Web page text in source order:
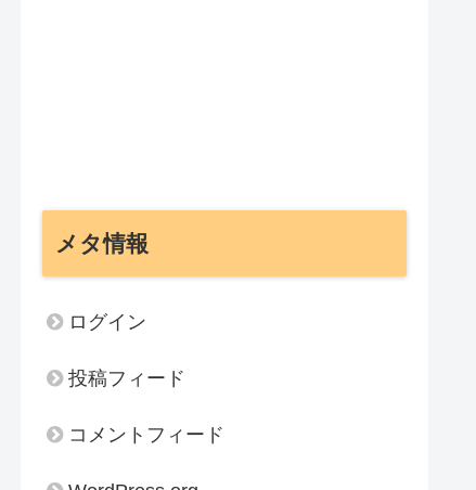
メタ情報
ログイン
投稿フィード
コメントフィード